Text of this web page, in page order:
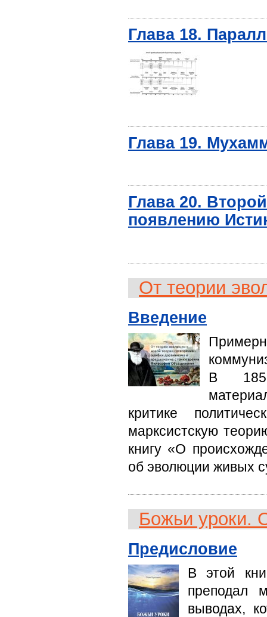
Глава 18.
Глава 19.
Глава 20.
появлению
От теории
Введение
В
критике
марксистскую
книгу «О
об эволюции живых
Божьи уроки.
Предисловие
В этой
преподал
выводах,